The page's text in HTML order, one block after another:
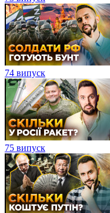
74 випуск
75 випуск